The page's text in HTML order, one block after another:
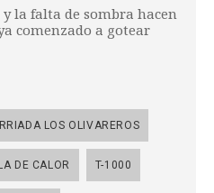
la falta de sombra hacen
comenzado a gotear
LOS OLIVAREROS
DE CALOR T-1000